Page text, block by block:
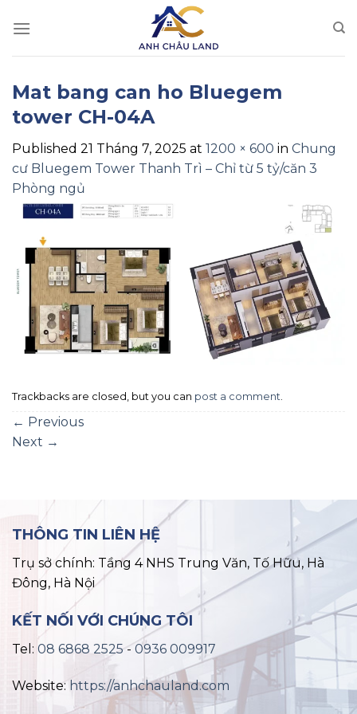
Mat bang can ho Bluegem
tower CH-04A
Published 21 Tháng 7, 2025 at 1200 × 600 in Chung
cư Bluegem Tower Thanh Trì – Chỉ từ 5 tỷ/căn 3
Phòng ngủ
Trackbacks are closed, but you can post a comment.
← Previous
Next →
THÔNG TIN LIÊN HỆ
Trụ sở chính: Tầng 4 NHS Trung Văn, Tố Hữu, Hà
Đông, Hà Nội
KẾT NỐI VỚI CHÚNG TÔI
Tel: 08 6868 2525-0936 009917
Website: https://anhchauland.com